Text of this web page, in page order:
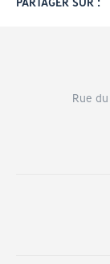
Rue